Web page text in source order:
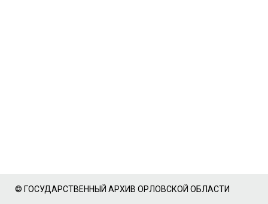
© ГОСУДАРСТВЕННЫЙ АРХИВ ОРЛОВСКОЙ ОБЛАСТИ